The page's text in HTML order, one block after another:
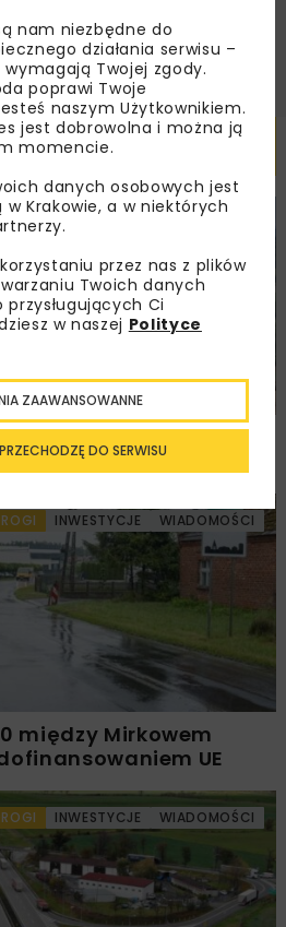
ZAPISZ MNIE
WIADOMOŚCI
na odcinek Gdów
Podłęże–Piekiełko
INWESTYCJE WIADOMOŚCI
między Mirkowem
UE
INWESTYCJE WIADOMOŚCI
nam niezbędne do
działania serwisu –
Twojej zgody.
poprawi Twoje
naszym Użytkownikiem.
jest dobrowolna i można ją
momencie.
danych osobowych jest
Krakowie, a w niektórych
przez nas z plików
Twoich danych
Ci
w naszej Polityce
DO SERWISU
ZAAWANSOWANNE